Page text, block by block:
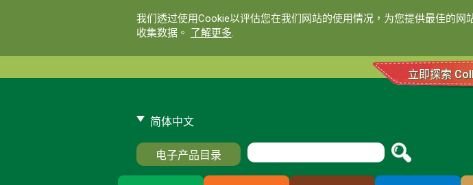
我们透过使用Cookie以评估您在我们网站的使用情况，为您提供最佳的
收集数据。 了解更多.
立即探索
简体中文
电子产品目录